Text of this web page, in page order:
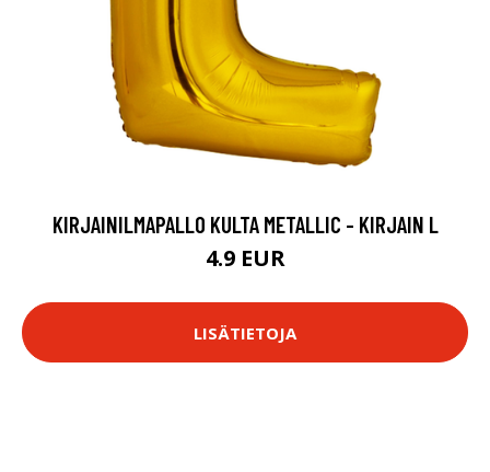
KIRJAINILMAPALLO KULTA METALLIC - KIRJAIN L
4.9 EUR
LISÄTIETOJA